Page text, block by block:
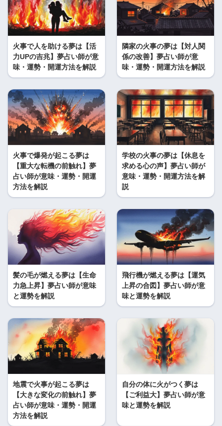
火事で人を助ける夢は【活
力UPの吉兆】夢占い師が意
味・運勢・開運方法を解説
隣家の火事の夢は【対人関
係の改善】夢占い師が意
味・運勢・開運方法を解説
火事で爆発が起こる夢は
【重大な転機の前触れ】夢
占い師が意味・運勢・開運
方法を解説
学校の火事の夢は【休息を
求める心の声】夢占い師が
意味・運勢・開運方法を解
説
髪の毛が燃える夢は【生命
力急上昇】夢占い師が意味
と運勢を解説
飛行機が燃える夢は【運気
上昇の合図】夢占い師が意
味と運勢を解説
地震で火事が起こる夢は
【大きな変化の前触れ】夢
占い師が意味・運勢・開運
方法を解説
自分の体に火がつく夢は
【ご利益大】夢占い師が意
味と運勢を解説